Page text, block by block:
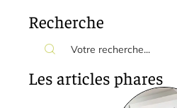
Recherche
Les articles phares